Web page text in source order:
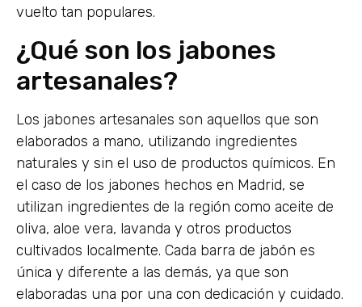
vuelto tan populares.
¿Qué son los jabones
artesanales?
Los jabones artesanales son aquellos que son
elaborados a mano, utilizando ingredientes
naturales y sin el uso de productos químicos. En
el caso de los jabones hechos en Madrid, se
utilizan ingredientes de la región como aceite de
oliva, aloe vera, lavanda y otros productos
cultivados localmente. Cada barra de jabón es
única y diferente a las demás, ya que son
elaboradas una por una con dedicación y cuidado.